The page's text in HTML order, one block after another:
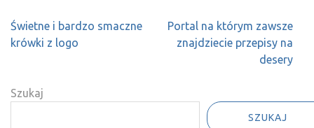
bardzo
koszulki?
wyzwania
stoją przed
Nawigacja
wpisu
Świetne i bardzo smaczne
krówki z logo
Portal na którym zawsze
znajdziecie przepisy na
desery
Szukaj
SZUKAJ